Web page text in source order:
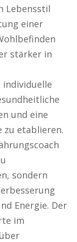
Lebensstil
einer
stärker in
und eine
zu etablieren.
sondern
Energie. Der
im